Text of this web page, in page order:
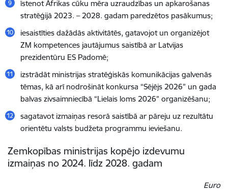
īstenot Āfrikas cūku mēra uzraudzības un apkarošanas
stratēģijā 2023. – 2028. gadam paredzētos pasākumus;
iesaistīties dažādās aktivitātēs, gatavojot un organizējot
ZM kompetences jautājumus saistībā ar Latvijas
prezidentūru ES Padomē;
izstrādāt ministrijas stratēģiskās komunikācijas galvenās
tēmas, kā arī nodrošināt konkursa “Sējējs 2026” un gada
balvas zivsaimniecībā “Lielais loms 2026” organizēšanu;
sagatavot izmaiņas resorā saistībā ar pāreju uz rezultātu
orientētu valsts budžeta programmu ieviešanu.
Zemkopības ministrijas kopējo izdevumu
izmaiņas no 2024. līdz 2028. gadam
Euro